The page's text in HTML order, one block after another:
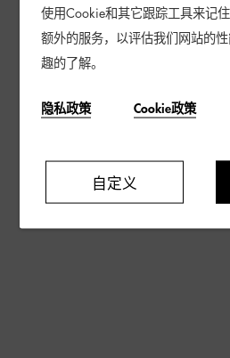
使用Cookie和其它跟踪工具来记
额外的服务，以评估我们网站的
趣的了解。
隐私政策 Cookie政策
自定义